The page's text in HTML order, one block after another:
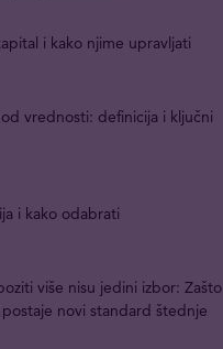
i kako njime upravljati
vrednosti: definicija i ključni
i kako odabrati
više nisu jedini izbor: Zašto
novi standard štednje